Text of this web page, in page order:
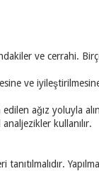
ve cerrahi.
ve
ağız yoluyla
kullanılır.